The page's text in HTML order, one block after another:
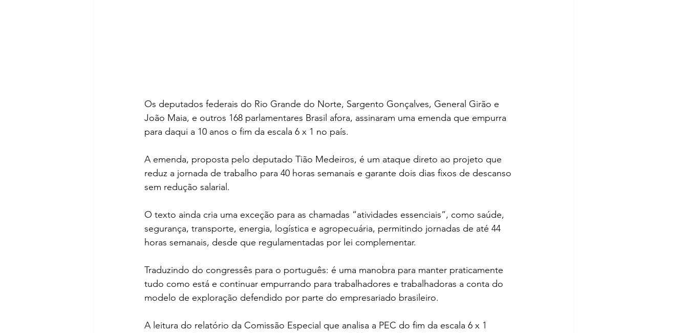
Os deputados federais do Rio Grande do Norte, Sargento Gonçalves, General Girão e
João Maia, e outros 168 parlamentares Brasil afora, assinaram uma emenda que empurra
para daqui a 10 anos o fim da escala 6 x 1 no país.
A emenda, proposta pelo deputado Tião Medeiros, é um ataque direto ao projeto que
reduz a jornada de trabalho para 40 horas semanais e garante dois dias fixos de descanso
sem redução salarial.
O texto ainda cria uma exceção para as chamadas “atividades essenciais”, como saúde,
segurança, transporte, energia, logística e agropecuária, permitindo jornadas de até 44
horas semanais, desde que regulamentadas por lei complementar.
Traduzindo do congressês para o português: é uma manobra para manter praticamente
tudo como está e continuar empurrando para trabalhadores e trabalhadoras a conta do
modelo de exploração defendido por parte do empresariado brasileiro.
A leitura do relatório da Comissão Especial que analisa a PEC do fim da escala 6 x 1